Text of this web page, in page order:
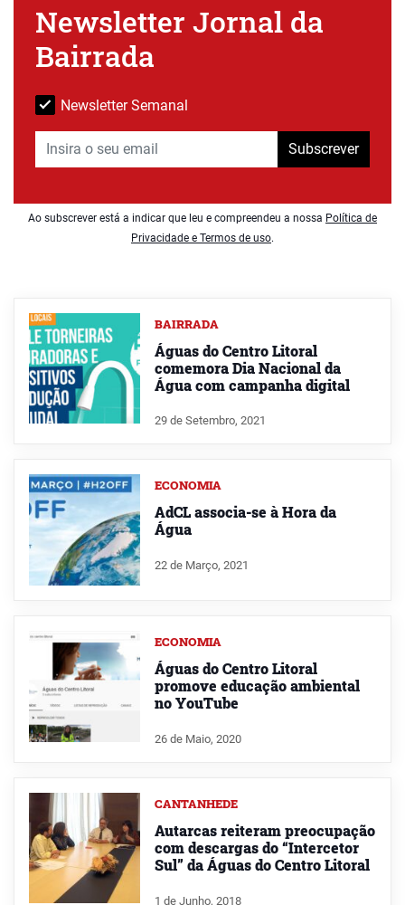
Newsletter Jornal da
Bairrada
Newsletter Semanal
Subscrever
Ao subscrever está a indicar que leu e compreendeu a nossa Política de
Privacidade e Termos de uso.
BAIRRADA
Águas do Centro Litoral
comemora Dia Nacional da
Água com campanha digital
29 de Setembro, 2021
ECONOMIA
AdCL associa-se à Hora da
Água
22 de Março, 2021
ECONOMIA
Águas do Centro Litoral
promove educação ambiental
no YouTube
26 de Maio, 2020
CANTANHEDE
Autarcas reiteram preocupação
com descargas do “Intercetor
Sul” da Águas do Centro Litoral
1 de Junho, 2018